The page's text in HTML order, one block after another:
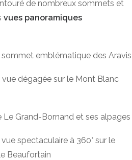
de nombreux sommets et
vues panoramiques
sommet emblématique des Aravis
vue dégagée sur le Mont Blanc
Le Grand-Bornand et ses alpages
spectaculaire à 360° sur le
Beaufortain